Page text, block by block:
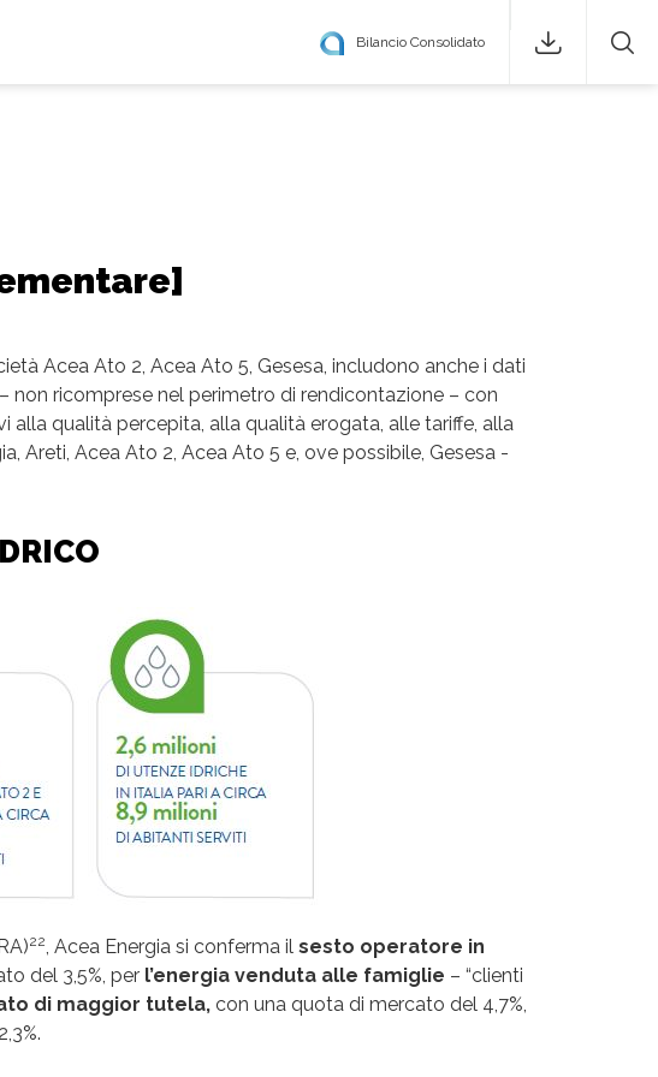
Bilancio Consolidato
Acea Ato 2, Acea Ato 5, Gesesa, includono anche i dati
non ricomprese nel perimetro di rendicontazione – con
qualità percepita, alla qualità erogata, alle tariffe, alla
Areti, Acea Ato 2, Acea Ato 5 e, ove possibile, Gesesa -
22, Acea Energia si conferma il sesto operatore in
del 3,5%, per l’energia venduta alle famiglie – “clienti
di maggior tutela, con una quota di mercato del 4,7%,